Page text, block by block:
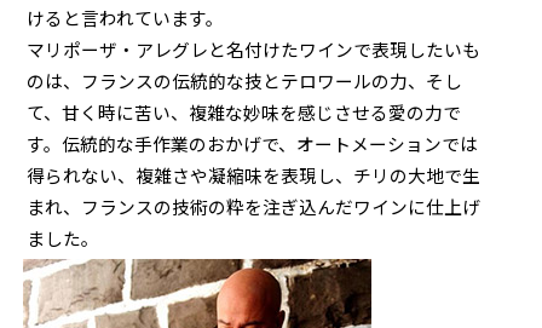
けると言われています。
マリポーザ・アレグレと名付けたワインで表現したいも
のは、フランスの伝統的な技とテロワールの力、そし
て、甘く時に苦い、複雑な妙味を感じさせる愛の力で
す。伝統的な手作業のおかげで、オートメーションでは
得られない、複雑さや凝縮味を表現し、チリの大地で生
まれ、フランスの技術の粋を注ぎ込んだワインに仕上げ
ました。